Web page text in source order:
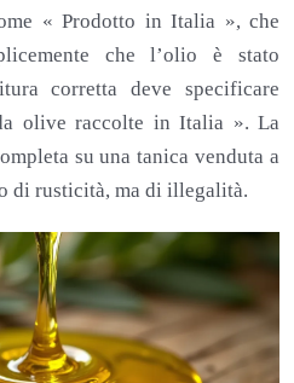
« Prodotto in Italia », che
che l’olio è stato
corretta deve specificare
olive raccolte in Italia ». La
su una tanica venduta a
di rusticità, ma di illegalità.